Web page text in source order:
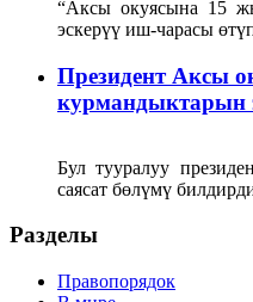
“Аксы окуясына 15
эскерүү иш-чарасы
Президент Аксы
курмандыктарын
Бул тууралуу
саясат бөлүмү
Разделы
Правопорядок